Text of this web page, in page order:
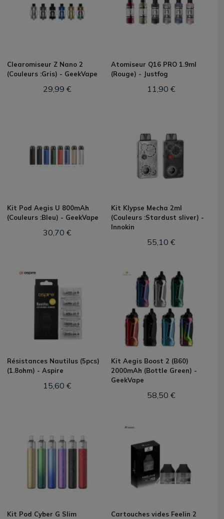
Clearomiseur Z Nano 2
(Couleurs :Gris) - GeekVape
29,99 €
Atomiseur Q16 PRO 1.9ml
(Rouge) - Justfog
11,90 €
Kit Pod Aegis U 800mAh
(Couleurs :Bleu) - GeekVape
30,70 €
Kit Klypse Mecha 2ml
(Couleurs :Stardust sliver) -
Innokin
55,10 €
Résistances Nautilus (5pcs)
(1.8ohm) - Aspire
15,60 €
Kit Aegis Boost 2 (B60)
2000mAh (Bottle Green) -
GeekVape
58,50 €
Kit Pod Cyber G Slim
Cartouches vides Feelin 2